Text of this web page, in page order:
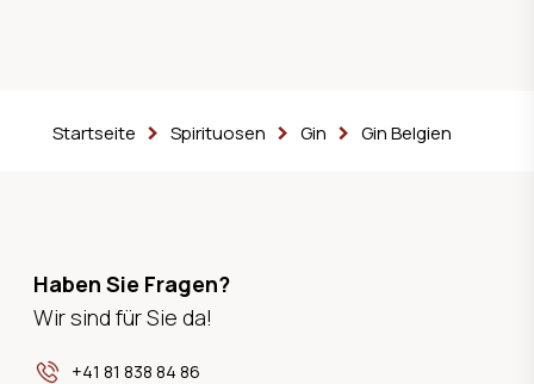
Startseite Spirituosen Gin Gin Belgien
Haben Sie Fragen?
Wir sind für Sie da!
+41 81 838 84 86